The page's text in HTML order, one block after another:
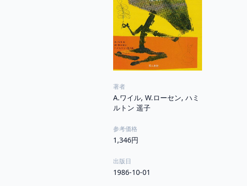
著者
A.ワイル, W.ローセン, ハミ
ルトン 遥子
参考価格
1,346円
出版日
1986-10-01